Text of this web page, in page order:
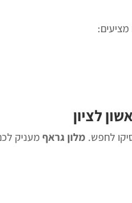
מציעים:
לציון
לחפש. מלון גראף מעניק